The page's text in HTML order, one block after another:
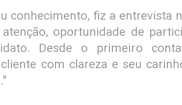
conhecimento, fiz a entrevista
oportunidade de
Desde o primeiro
com clareza e seu